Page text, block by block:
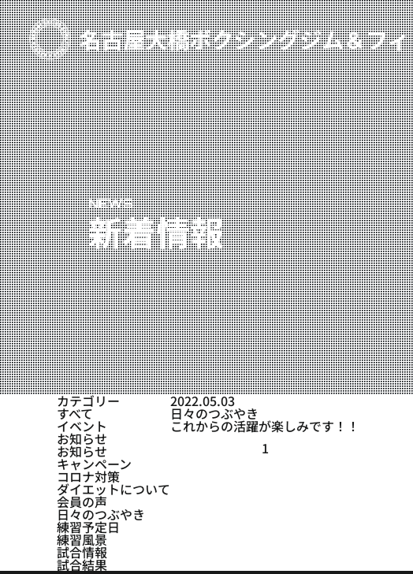
TOP
新着情報
ご予約
プライベートコース予約
レンタルスタジオ予約
名古屋大橋ボクシングジムについて
大橋弘政プロフィール
スタッフ紹介
料金案内
設備紹介
アクセス
営業時間
トレーナー募集
スポンサー募集
大会チケット購入
キャンペーン
NEWS
新着情報
カテゴリー
すべて
イベント
お知らせ
お知らせ
キャンペーン
コロナ対策
ダイエットについて
会員の声
日々のつぶやき
練習予定日
練習風景
試合情報
試合結果
2022.05.03
日々のつぶやき
これからの活躍が楽しみです！！
1